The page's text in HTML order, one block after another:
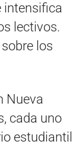
intensifica
lectivos.
los
Nueva
cada uno
estudiantil